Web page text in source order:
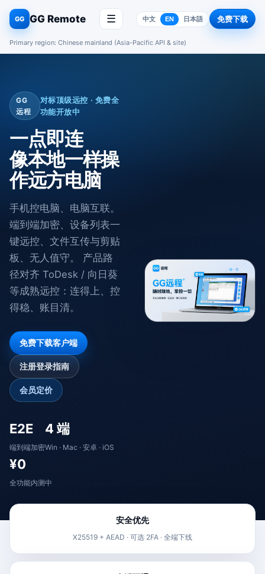
GG GG Remote ☰ 中文 EN 日本語 免费下载
Primary region: Chinese mainland (Asia-Pacific API & site)
GG
远程
对标顶级远控 · 免费全
功能开放中
一点即连
像本地一样操
作远方电脑
手机控电脑、电脑互联。
端到端加密、设备列表一
键远控、文件互传与剪贴
板、无人值守。 产品路
径对齐 ToDesk / 向日葵
等成熟远控：连得上、控
得稳、账目清。
免费下载客户端
注册登录指南
会员定价
E2E
端到端加密
4 端
Win · Mac · 安卓 · iOS
¥0
全功能内测中
安全优先
X25519 + AEAD · 可选 2FA · 全端下线